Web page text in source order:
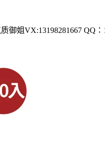
姐VX:13198281667 QQ